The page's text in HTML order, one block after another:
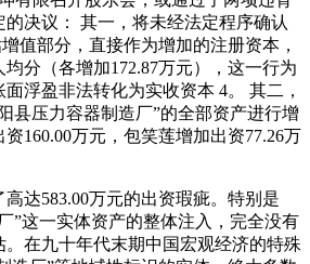
的决议： 其一，将未经法定程序确认
值部分，直接作为增加的注册资本，
分（各增加172.87万元），这一行为
浮盈非法转化为实收资本 4。 其二，
县压力容器制造厂”的全部资产进行增
160.00万元，包笑莲增加出资77.26万
达583.00万元的出资瑕疵。特别是
”这一实体资产的整体注入，完全没有
在九十年代末期中国宏观经济的特殊